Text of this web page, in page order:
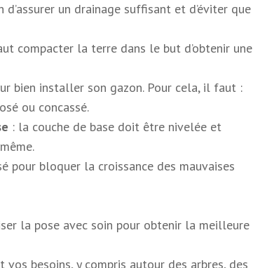
un drainage suffisant et d’éviter que
compacter la terre dans le but d’obtenir une
bien installer son gazon. Pour cela, il faut :
ou concassé.
: la couche de base doit être nivelée et
pour bloquer la croissance des mauvaises
la pose avec soin pour obtenir la meilleure
besoins, y compris autour des arbres, des